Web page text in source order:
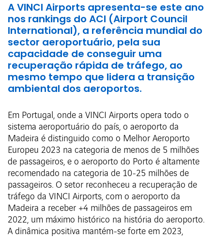
A VINCI Airports apresenta-se este ano
nos rankings do ACI (Airport Council
International), a referência mundial do
sector aeroportuário, pela sua
capacidade de conseguir uma
recuperação rápida de tráfego, ao
mesmo tempo que lidera a transição
ambiental dos aeroportos.
Em Portugal, onde a VINCI Airports opera todo o
sistema aeroportuário do país, o aeroporto da
Madeira é distinguido como o Melhor Aeroporto
Europeu 2023 na categoria de menos de 5 milhões
de passageiros, e o aeroporto do Porto é altamente
recomendado na categoria de 10-25 milhões de
passageiros. O setor reconheceu a recuperação de
tráfego da VINCI Airports, com o aeroporto da
Madeira a receber +4 milhões de passageiros em
2022, um máximo histórico na história do aeroporto.
A dinâmica positiva mantém-se forte em 2023,